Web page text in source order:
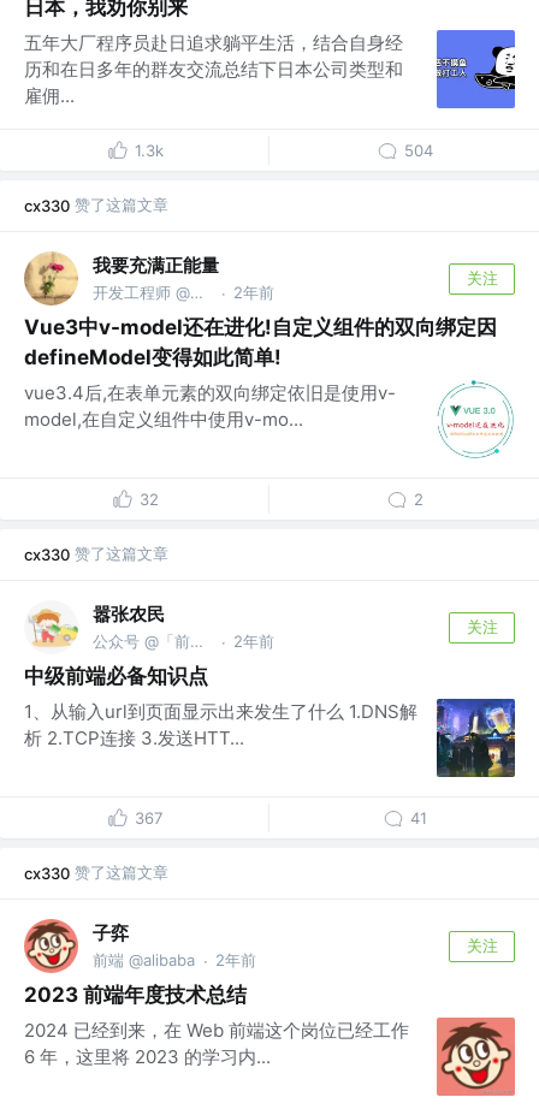
日本，我劝你别来
五年大厂程序员赴日追求躺平生活，结合自身经
历和在日多年的群友交流总结下日本公司类型和
雇佣...
1.3k 504
cx330 赞了这篇文章
我要充满正能量
开发工程师 @珠海金邦达制卡 · 2年前
关注
Vue3中v-model还在进化!自定义组件的双向绑定因
defineModel变得如此简单!
vue3.4后,在表单元素的双向绑定依旧是使用v-
model,在自定义组件中使用v-mo...
32 2
cx330 赞了这篇文章
嚣张农民
公众号 @「前端嚣张农民」 · 2年前
关注
中级前端必备知识点
1、从输入url到页面显示出来发生了什么 1.DNS解
析 2.TCP连接 3.发送HTT...
367 41
cx330 赞了这篇文章
子弈
前端 @alibaba · 2年前
关注
2023 前端年度技术总结
2024 已经到来，在 Web 前端这个岗位已经工作
6 年，这里将 2023 的学习内...